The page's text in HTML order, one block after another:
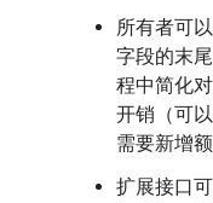
所有者可
字段的末
程中简化
开销（可
需要新增
扩展接口